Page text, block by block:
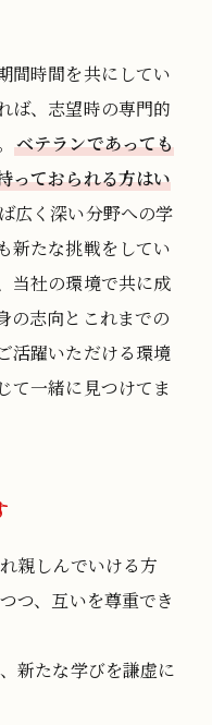
間時間を共にしてい
ば、志望時の専門的
ベテランであっても
っておられる方はい
広く深い分野への学
新たな挑戦をしてい
当社の環境で共に成
の志向とこれまでの
活躍いただける環境
て一緒に見つけてま
親しんでいける方
つ、互いを尊重でき
新たな学びを謙虚に